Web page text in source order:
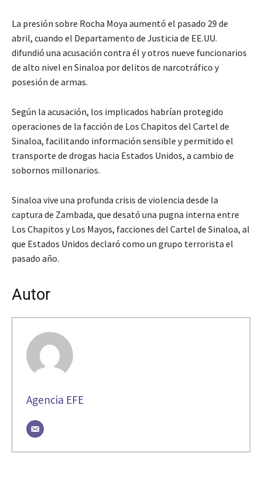
La presión sobre Rocha Moya aumentó el pasado 29 de
abril, cuando el Departamento de Justicia de EE.UU.
difundió una acusación contra él y otros nueve funcionarios
de alto nivel en Sinaloa por delitos de narcotráfico y
posesión de armas.
Según la acusación, los implicados habrían protegido
operaciones de la facción de Los Chapitos del Cartel de
Sinaloa, facilitando información sensible y permitido el
transporte de drogas hacia Estados Unidos, a cambio de
sobornos millonarios.
Sinaloa vive una profunda crisis de violencia desde la
captura de Zambada, que desató una pugna interna entre
Los Chapitos y Los Mayos, facciones del Cartel de Sinaloa, al
que Estados Unidos declaró como un grupo terrorista el
pasado año.
Autor
Agencia EFE